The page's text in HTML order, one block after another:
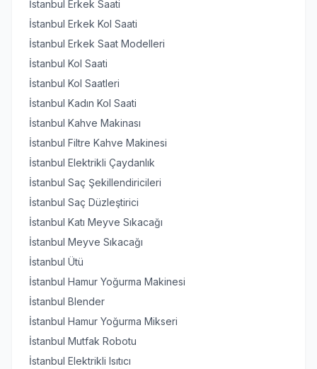
İstanbul Erkek Saati
İstanbul Erkek Kol Saati
İstanbul Erkek Saat Modelleri
İstanbul Kol Saati
İstanbul Kol Saatleri
İstanbul Kadın Kol Saati
İstanbul Kahve Makinası
İstanbul Filtre Kahve Makinesi
İstanbul Elektrikli Çaydanlık
İstanbul Saç Şekillendiricileri
İstanbul Saç Düzleştirici
İstanbul Katı Meyve Sıkacağı
İstanbul Meyve Sıkacağı
İstanbul Ütü
İstanbul Hamur Yoğurma Makinesi
İstanbul Blender
İstanbul Hamur Yoğurma Mikseri
İstanbul Mutfak Robotu
İstanbul Elektrikli Isıtıcı